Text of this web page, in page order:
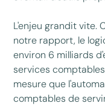
L'enjeu grandit vite.
notre rapport, le
environ 6 milliards
services
mesure que
comptables de